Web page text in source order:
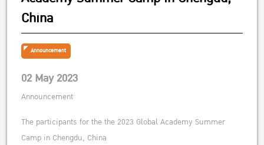
China
Announcement
02 May 2023
Announcement
The participants for the the 2023 Global Academy Summer
Camp in Chengdu, China